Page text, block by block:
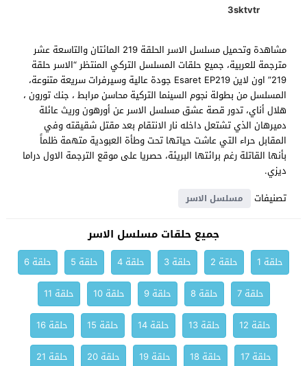
3sktvtr
مشاهدة وتحميل مسلسل الاسر الحلقة 219 المائتان والتاسعة عشر
مترجمة للعربية، جميع حلقات المسلسل التركي المنتظر “الاسر حلقة
219” اون لاين Esaret EP219 جودة عالية وسيرفرات سريعة متنوعة،
المسلسل من بطولة نجوم السينما التركية محاسن مرابط ، جنك تورون ،
هلال أناي، تدور قصة عشق مسلسل الاسر عن أورهون وريث عائلة
دميرهان الذي تشتعل داخله نار الانتقام بعد مقتل شقيقته وفي
المقابل حراء التي عاشت حياتها تحت وطأة العبودية متهمة ظلماً
بأنها القاتلة رغم برائتها البريئة، حصريا على موقع الترجمة الاول دراما
ديزي.
تصنيفات
مسلسل الاسر
جميع حلقات مسلسل الاسر
حلقة 1 حلقة 2 حلقة 3 حلقة 4 حلقة 5
حلقة 6
حلقة 7
حلقة 8 حلقة 9 حلقة 10
حلقة 11
حلقة 12
حلقة 13 حلقة 14 حلقة 15
حلقة 16
حلقة 17
حلقة 18 حلقة 19 حلقة 20
حلقة 21